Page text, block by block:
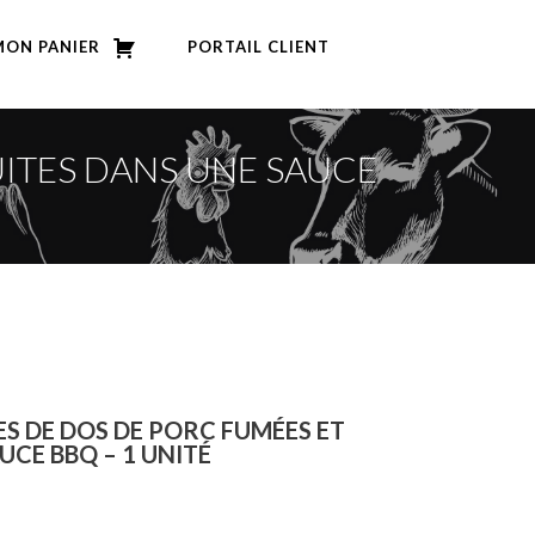
PANIER PORTAIL CLIENT
DANS UNE SAUCE
DE DOS DE PORC FUMÉES ET
BBQ – 1 UNITÉ